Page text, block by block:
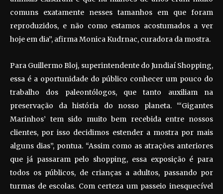
comuns exatamente nesses tamanhos em que foram
reproduzidos, e não como estamos acostumados a ver
hoje em dia”, afirma Monica Kudrnac, curadora da mostra.
Para Guillermo Bloj, superintendente do Jundiaí Shopping,
essa é a oportunidade do público conhecer um pouco do
trabalho dos paleontólogos, que tanto auxiliam na
preservação da história do nosso planeta. “‘Gigantes
Marinhos’ tem sido muito bem recebida entre nossos
clientes, por isso decidimos estender a mostra por mais
alguns dias”, pontua. “Assim como as atrações anteriores
que já passaram pelo shopping, essa exposição é para
todos os públicos, de crianças a adultos, passando por
turmas de escolas. Com certeza um passeio inesquecível